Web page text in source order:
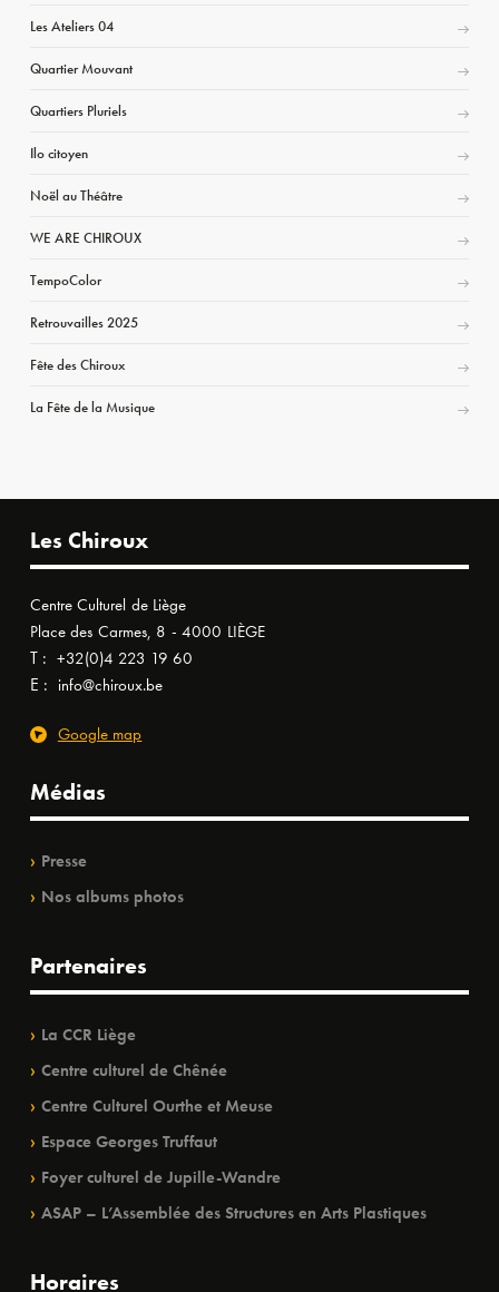
Les Ateliers 04
Quartier Mouvant
Quartiers Pluriels
Ilo citoyen
Noël au Théâtre
WE ARE CHIROUX
TempoColor
Retrouvailles 2025
Fête des Chiroux
La Fête de la Musique
Les Chiroux
Centre Culturel de Liège
Place des Carmes, 8 - 4000 LIÈGE
T : +32(0)4 223 19 60
E : info@chiroux.be
Google map
Médias
Presse
Nos albums photos
Partenaires
La CCR Liège
Centre culturel de Chênée
Centre Culturel Ourthe et Meuse
Espace Georges Truffaut
Foyer culturel de Jupille-Wandre
ASAP – L’Assemblée des Structures en Arts Plastiques
Horaires